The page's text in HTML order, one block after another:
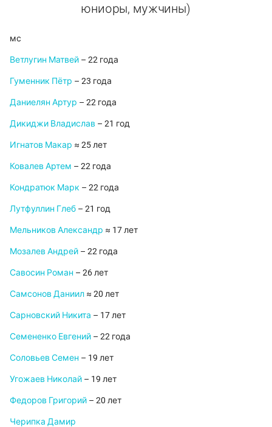
юниоры, мужчины)
мс
Ветлугин Матвей – 22 года
Гуменник Пётр – 23 года
Даниелян Артур – 22 года
Дикиджи Владислав – 21 год
Игнатов Макар ≈ 25 лет
Ковалев Артем – 22 года
Кондратюк Марк – 22 года
Лутфуллин Глеб – 21 год
Мельников Александр ≈ 17 лет
Мозалев Андрей – 22 года
Савосин Роман – 26 лет
Самсонов Даниил ≈ 20 лет
Сарновский Никита – 17 лет
Семененко Евгений – 22 года
Соловьев Семен – 19 лет
Угожаев Николай – 19 лет
Федоров Григорий – 20 лет
Черипка Дамир